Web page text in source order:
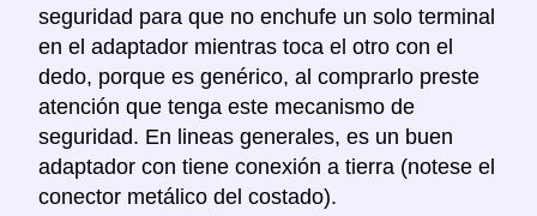
seguridad para que no enchufe un solo terminal
en el adaptador mientras toca el otro con el
dedo, porque es genérico, al comprarlo preste
atención que tenga este mecanismo de
seguridad. En lineas generales, es un buen
adaptador con tiene conexión a tierra (notese el
conector metálico del costado).